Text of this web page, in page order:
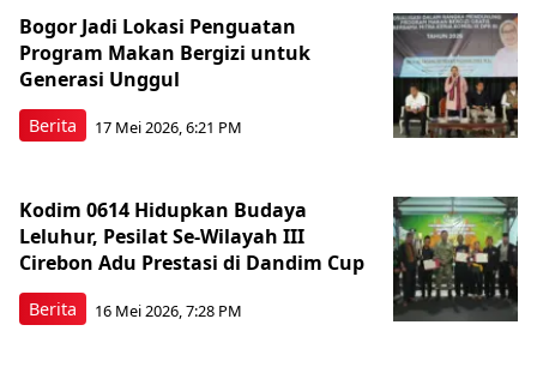
Berita
Bogor Jadi Lokasi Penguatan
Program Makan Bergizi untuk
Generasi Unggul
17 Mei 2026, 6:21 PM
Berita
Kodim 0614 Hidupkan Budaya
Leluhur, Pesilat Se-Wilayah III
Cirebon Adu Prestasi di Dandim Cup
16 Mei 2026, 7:28 PM